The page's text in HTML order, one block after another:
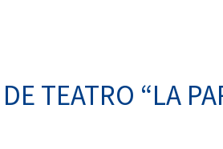
TEATRO “LA